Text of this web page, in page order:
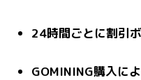
24時間ごとに割引
GOMINING購入に